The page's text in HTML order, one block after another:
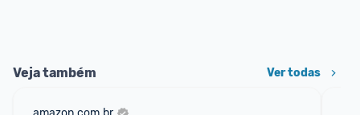
Veja também Ver todas